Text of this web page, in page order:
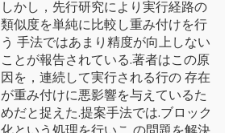
しかし，先行研究により実行経路の
類似度を単純に比較し重み付けを行
う 手法ではあまり精度が向上しない
ことが報告されている.著者はこの原
因を，連続して実行される行の 存在
が重み付けに悪影響を与えているた
めだと捉えた.提案手法では.ブロック